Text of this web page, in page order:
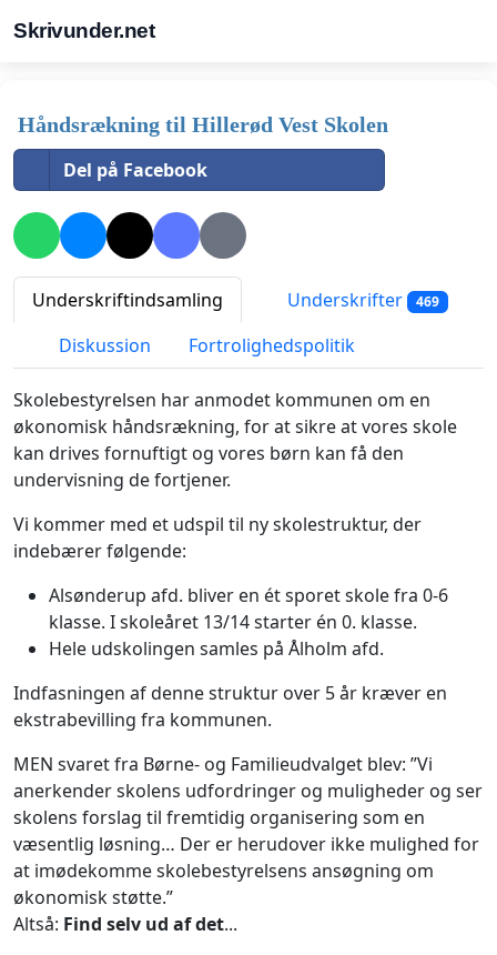
Skrivunder.net
Håndsrækning til Hillerød Vest Skolen
Del på Facebook
Underskriftindsamling Underskrifter 469
Diskussion Fortrolighedspolitik
Skolebestyrelsen har anmodet kommunen om en
økonomisk håndsrækning, for at sikre at vores skole
kan drives fornuftigt og vores børn kan få den
undervisning de fortjener.
Vi kommer med et udspil til ny skolestruktur, der
indebærer følgende:
Alsønderup afd. bliver en ét sporet skole fra 0-6
klasse. I skoleåret 13/14 starter én 0. klasse.
Hele udskolingen samles på Ålholm afd.
Indfasningen af denne struktur over 5 år kræver en
ekstrabevilling fra kommunen.
MEN svaret fra Børne- og Familieudvalget blev: ”Vi
anerkender skolens udfordringer og muligheder og ser
skolens forslag til fremtidig organisering som en
væsentlig løsning… Der er herudover ikke mulighed for
at imødekomme skolebestyrelsens ansøgning om
økonomisk støtte.”
Altså: Find selv ud af det...